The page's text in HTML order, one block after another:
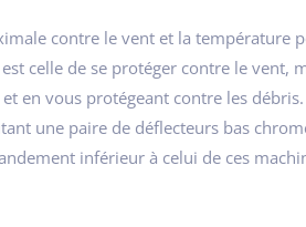
contre le vent et la température
celle de se protéger contre le vent,
en vous protégeant contre les
une paire de déflecteurs bas
inférieur à celui de ces